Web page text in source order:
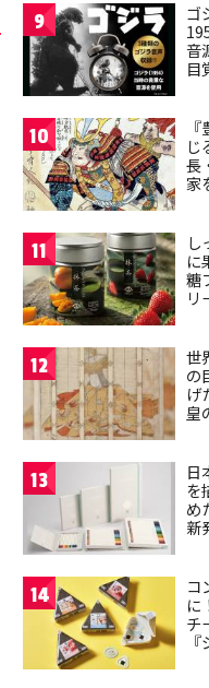
9
ゴ
音
目
10
じ
長
家
11
し
に
糖
リ
12
世
の
げ
皇
13
日
を
め
新
14
コ
に
チ